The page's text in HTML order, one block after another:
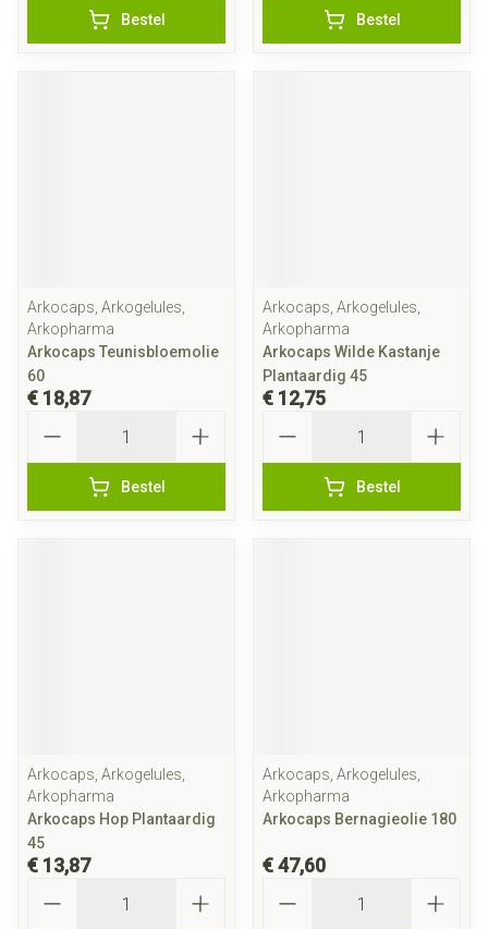
Bestel Bestel
Arkocaps, Arkogelules,
Arkopharma
Arkocaps Teunisbloemolie
60
€ 18,87
Bestel
Arkocaps, Arkogelules,
Arkopharma
Arkocaps Wilde Kastanje
Plantaardig 45
€ 12,75
Bestel
Arkocaps, Arkogelules,
Arkopharma
Arkocaps Hop Plantaardig
45
€ 13,87
Arkocaps, Arkogelules,
Arkopharma
Arkocaps Bernagieolie 180
€ 47,60